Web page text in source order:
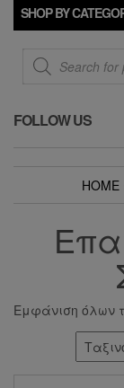
SHOP BY
Products
search
FOLLOW US
HOME
Εμφάνιση όλων